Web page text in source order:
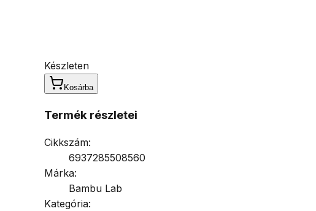
Készleten
Kosárba
Termék részletei
Cikkszám:
6937285508560
Márka:
Bambu Lab
Kategória: